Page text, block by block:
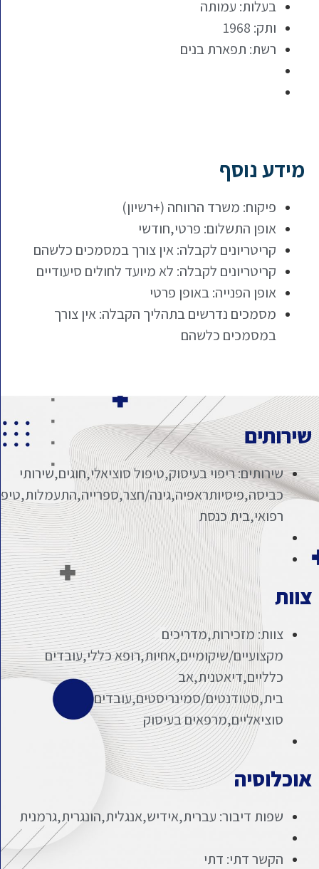
בעלות: עמותה
ותק: 1968
רשת: תפארת בנים
מידע נוסף
פיקוח: משרד הרווחה (+רשיון)
אופן התשלום: פרטי,חודשי
קריטריונים לקבלה: אין צורך במסמכים כלשהם
קריטריונים לקבלה: לא מיועד לחולים סיעודיים
אופן הפנייה: באופן פרטי
מסמכים נדרשים בתהליך הקבלה: אין צורך
במסמכים כלשהם
שירותים: ריפוי בעיסוק,טיפול סוציאלי,חוגים,שירותי
כביסה,פיסיותראפיה,גינה/חצר,ספרייה,התעמלות,טיפול
רפואי,בית כנסת
צוות: מזכירות,מדריכים
מקצועיים/שיקומיים,אחיות,רופא כללי,עובדים
כלליים,דיאטנית,אב
בית,סטודנטים/סמינריסטים,עובדים
סוציאליים,מרפאים בעיסוק
שפות דיבור: עברית,אידיש,אנגלית,הונגרית,גרמנית
הקשר דתי: דתי